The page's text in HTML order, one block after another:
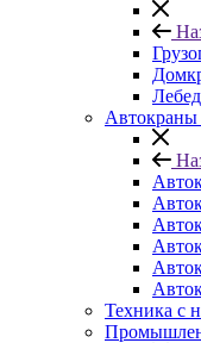
Автокраны
Техника с